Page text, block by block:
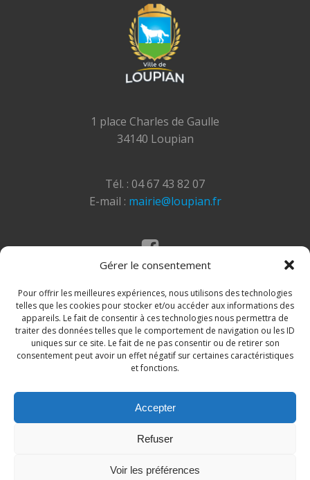
Gérer le consentement
Pour offrir les meilleures expériences, nous utilisons des technologies
telles que les cookies pour stocker et/ou accéder aux informations des
appareils. Le fait de consentir à ces technologies nous permettra de
traiter des données telles que le comportement de navigation ou les ID
uniques sur ce site. Le fait de ne pas consentir ou de retirer son
consentement peut avoir un effet négatif sur certaines caractéristiques
et fonctions.
Accepter
Refuser
Voir les préférences
1 place Charles de Gaulle
34140 Loupian
Tél. : 04 67 43 82 07
E-mail : mairie@loupian.fr
© 2026 Site de la commune de Loupian. Un service
proposé parComm'un Site